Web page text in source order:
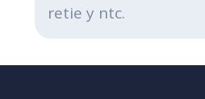
retie y ntc.